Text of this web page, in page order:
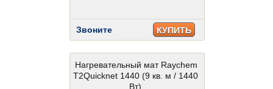
Звоните КУПИТЬ
Нагревательный мат Raychem
T2Quicknet 1440 (9 кв. м / 1440
Вт)